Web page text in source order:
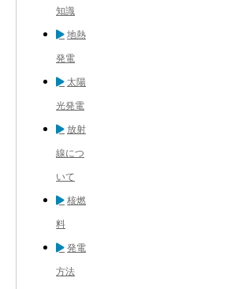
知識
地熱
発電
太陽
光発電
放射
線につ
いて
核燃
料
発電
方法